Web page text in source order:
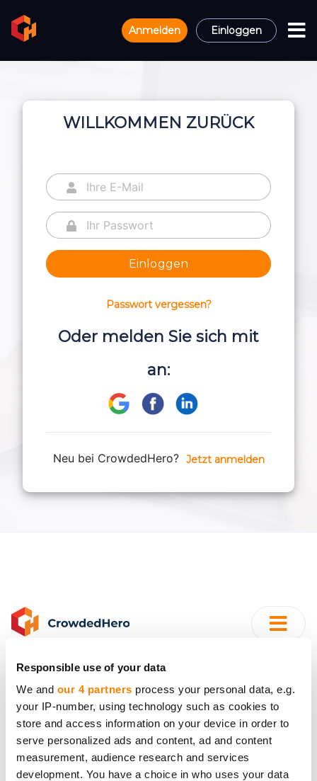
Responsible use of your data
We and our 4 partners process your personal data, e.g.
your IP-number, using technology such as cookies to
store and access information on your device in order to
serve personalized ads and content, ad and content
measurement, audience research and services
development. You have a choice in who uses your data
Anmelden Einloggen
WILLKOMMEN ZURÜCK
Einloggen
Passwort vergessen?
Oder melden Sie sich mit
an:
Neu bei CrowdedHero? Jetzt anmelden
GmbH "CrowdedHero Latvia"
HRB 50203309441
USt-IdNr.: LV50203309441
Adresse: Āraišu Straße 34, Riga, LV-1039, Lettland
info@crowdedhero.com